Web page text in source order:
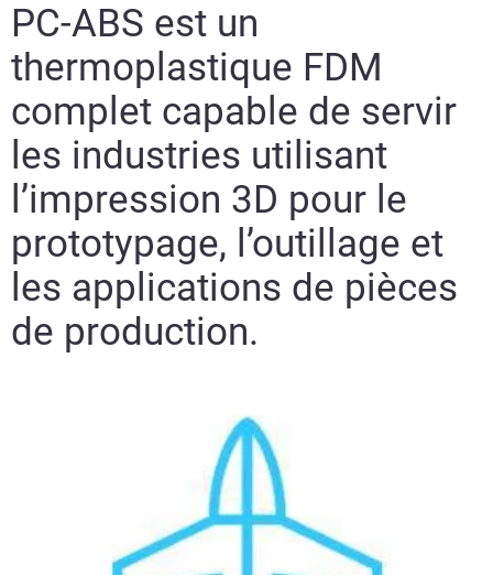
PC-ABS est un
thermoplastique FDM
complet capable de servir
les industries utilisant
l’impression 3D pour le
prototypage, l’outillage et
les applications de pièces
de production.